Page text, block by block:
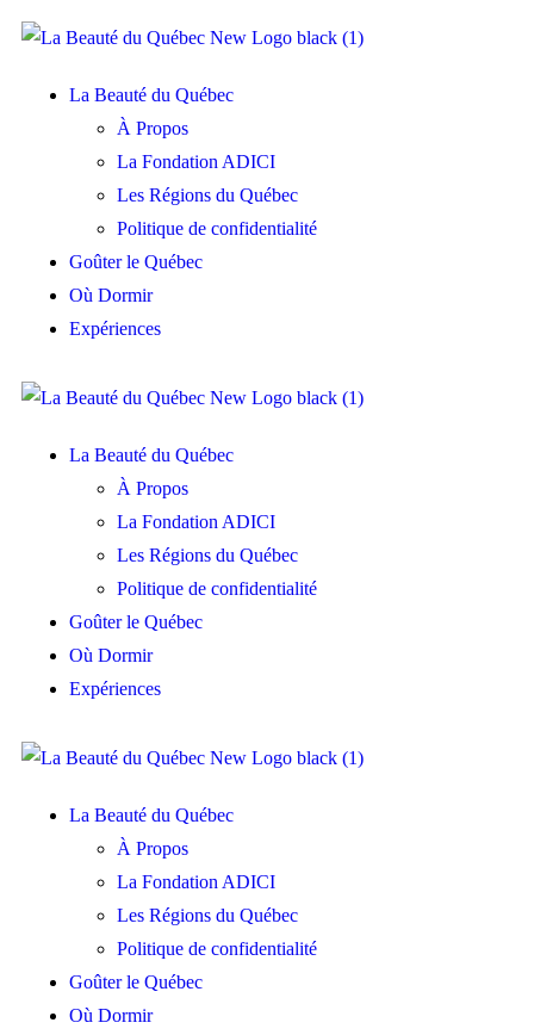
La Beauté du Québec
À Propos
La Fondation ADICI
Les Régions du Québec
Politique de confidentialité
Goûter le Québec
Où Dormir
Expériences
La Beauté du Québec
À Propos
La Fondation ADICI
Les Régions du Québec
Politique de confidentialité
Goûter le Québec
Où Dormir
Expériences
La Beauté du Québec
À Propos
La Fondation ADICI
Les Régions du Québec
Politique de confidentialité
Goûter le Québec
Où Dormir